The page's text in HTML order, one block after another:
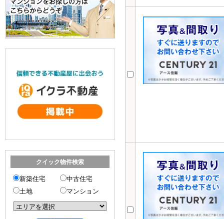
クイック物件検索
新築住宅
中古住宅
土地
マンション